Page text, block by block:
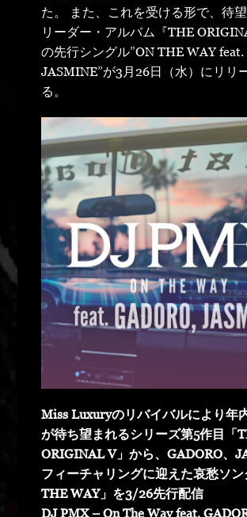
た。 また、これを受ける形で、待
リーダー・アルバム『THE
の先行シングル”ON THE WAY feat.
JASMINE”が3月26日（水）にリリ
る。
Miss Luxuryのリバイバルにより年
が待ち望まれるシリーズ第5作目「
ORIGINAL V」から、GADORO、
フィーチャリングに迎えた哀愁ソ
THE WAY」を3/26先行配信
DJ PMX – On The Way feat.